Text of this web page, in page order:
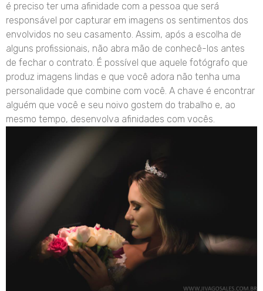
é preciso ter uma afinidade com a pessoa que será
responsável por capturar em imagens os sentimentos dos
envolvidos no seu casamento. Assim, após a escolha de
alguns profissionais, não abra mão de conhecê-los antes
de fechar o contrato. É possível que aquele fotógrafo que
produz imagens lindas e que você adora não tenha uma
personalidade que combine com você. A chave é encontrar
alguém que você e seu noivo gostem do trabalho e, ao
mesmo tempo, desenvolva afinidades com vocês.